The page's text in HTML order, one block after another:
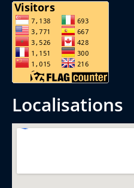
localisations